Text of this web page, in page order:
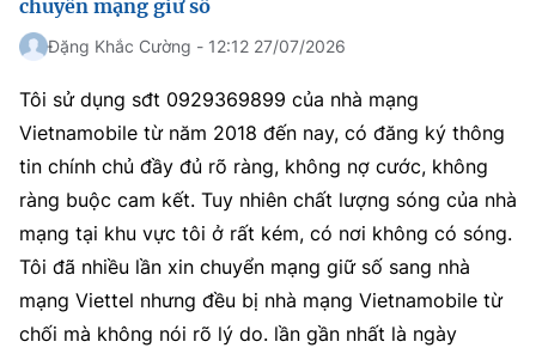
chuyển mạng giữ số
Đặng Khắc Cường - 12:12 27/07/2026
Tôi sử dụng sđt 0929369899 của nhà mạng
Vietnamobile từ năm 2018 đến nay, có đăng ký thông
tin chính chủ đầy đủ rõ ràng, không nợ cước, không
ràng buộc cam kết. Tuy nhiên chất lượng sóng của nhà
mạng tại khu vực tôi ở rất kém, có nơi không có sóng.
Tôi đã nhiều lần xin chuyển mạng giữ số sang nhà
mạng Viettel nhưng đều bị nhà mạng Vietnamobile từ
chối mà không nói rõ lý do. lần gần nhất là ngày